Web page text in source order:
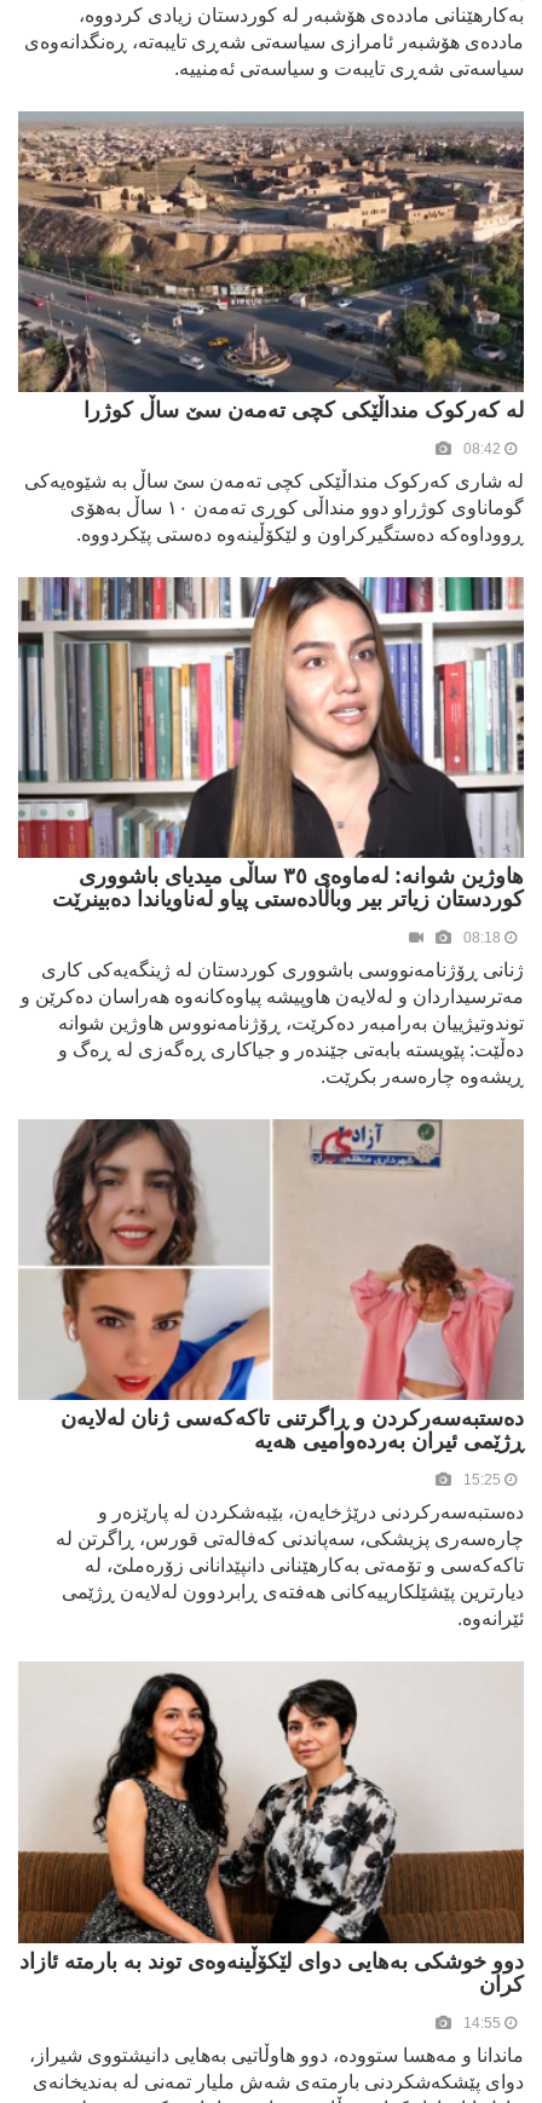
بەکارهێنانی ماددەی هۆشبەر لە کوردستان زیادی کردووە،
ماددەی هۆشبەر ئامرازی سیاسەتی شەڕی تایبەتە، ڕەنگدانەوەی
سیاسەتی شەڕی تایبەت و سیاسەتی ئەمنییە.
لە کەرکوک منداڵێکی کچی تەمەن سێ ساڵ کوژرا
لە شاری کەرکوک منداڵێکی کچی تەمەن سێ ساڵ بە شێوەیەکی
گوماناوی کوژراو دوو منداڵی کوڕی تەمەن ١٠ ساڵ بەهۆی
ڕووداوەکە دەستگیرکراون و لێکۆڵینەوە دەستی پێکردووە.
هاوژین شوانە: لەماوەی ٣٥ ساڵی میدیای باشووری
کوردستان زیاتر بیر وباڵادەستی پیاو لەناویاندا دەبینرێت
ژنانی ڕۆژنامەنووسی باشووری کوردستان لە ژینگەیەکی کاری
مەترسیداردان و لەلایەن هاوپیشە پیاوەکانەوە هەراسان دەکرێن و
توندوتیژییان بەرامبەر دەکرێت، ڕۆژنامەنووس هاوژین شوانە
دەڵێت: پێویستە بابەتی جێندەر و جیاکاری ڕەگەزی لە ڕەگ و
ڕیشەوە چارەسەر بکرێت.
دەستبەسەرکردن و ڕاگرتنی تاکەکەسی ژنان لەلایەن
ڕژێمی ئیران بەردەوامیی هەیە
دەستبەسەرکردنی درێژخایەن، بێبەشکردن لە پارێزەر و
چارەسەری پزیشکی، سەپاندنی کەفالەتی قورس، ڕاگرتن لە
تاکەکەسی و تۆمەتی بەکارهێنانی دانپێدانانی زۆرەملێ، لە
دیارترین پێشێلکارییەکانی هەفتەی ڕابردوون لەلایەن ڕژێمی
ئێرانەوە.
دوو خوشکی بەهایی دوای لێکۆڵینەوەی توند بە بارمتە ئازاد
کران
ماندانا و مەهسا ستوودە، دوو هاوڵاتیی بەهایی دانیشتووی شیراز،
دوای پێشکەشکردنی بارمتەی شەش ملیار تمەنی لە بەندیخانەی